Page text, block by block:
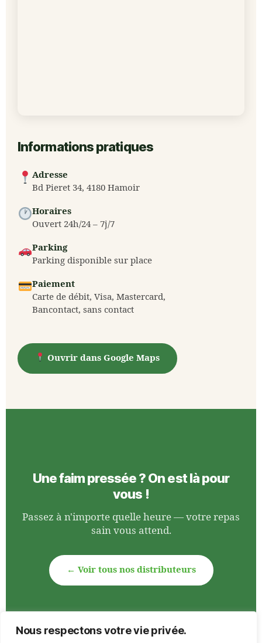
Nous respectons votre vie privée.
Informations pratiques
Adresse
Bd Pieret 34, 4180 Hamoir
Horaires
Ouvert 24h/24 – 7j/7
Parking
Parking disponible sur place
Paiement
Carte de débit, Visa, Mastercard,
Bancontact, sans contact
Ouvrir dans Google Maps
Une faim pressée ? On est là pour
vous !
Passez à n'importe quelle heure — votre repas
sain vous attend.
← Voir tous nos distributeurs